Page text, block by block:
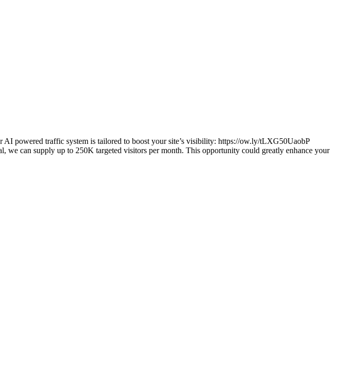
powered traffic system is tailored to boost your site’s visibility: https://ow.ly/tLXG50UaobP
we can supply up to 250K targeted visitors per month. This opportunity could greatly enhance your